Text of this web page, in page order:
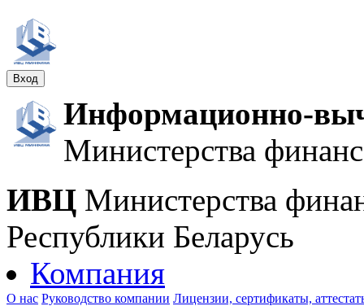
Вход
Информационно-
Министерства
ИВЦ Министерства
Республики Беларусь
Компания
О нас Руководство компании Лицензии, сертификаты,